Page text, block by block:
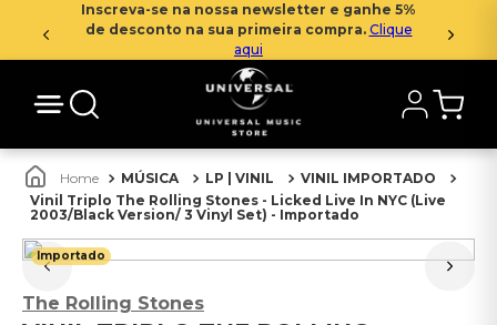
Inscreva-se na nossa newsletter e ganhe 5%
de desconto na sua primeira compra. Clique
aqui
MÚSICA LP | VINIL
VINIL IMPORTADO
Vinil Triplo The Rolling Stones - Licked Live In NYC (Live
2003/Black Version/ 3 Vinyl Set) - Importado
Importado
The Rolling Stones